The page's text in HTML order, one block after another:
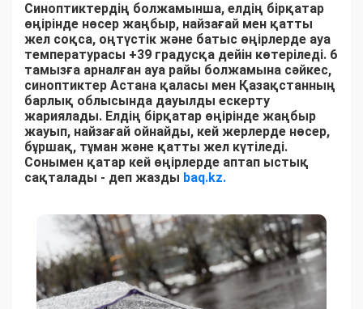
Синоптиктердің болжамынша, елдің бірқатар
өңірінде нөсер жаңбыр, найзағай мен қатты
жел соқса, оңтүстік және батыс өңірлерде ауа
температурасы +39 градусқа дейін көтеріледі. 6
тамызға арналған ауа райы болжамына сәйкес,
синоптиктер Астана қаласы мен Қазақстанның
барлық облысында дауылды ескерту
жариялады. Елдің бірқатар өңірінде жаңбыр
жауып, найзағай ойнайды, кей жерлерде нөсер,
бұршақ, тұман және қатты жел күтіледі.
Сонымен қатар кей өңірлерде аптап ыстық
сақталады - деп жазды baq.kz.